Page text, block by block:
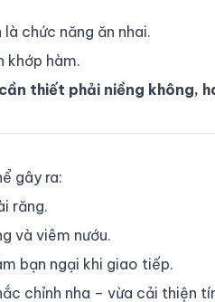
chức năng ăn nhai.
khớp hàm.
thiết phải niềng không,
gây ra:
răng.
và viêm nướu.
bạn ngại khi giao tiếp.
chỉnh nha – vừa cải thiện